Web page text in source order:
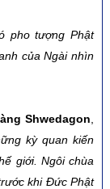
pho tượng Phật
của Ngài nhìn
Shwedagon
kỳ quan kiến
giới. Ngôi chùa
khi Đức Phật